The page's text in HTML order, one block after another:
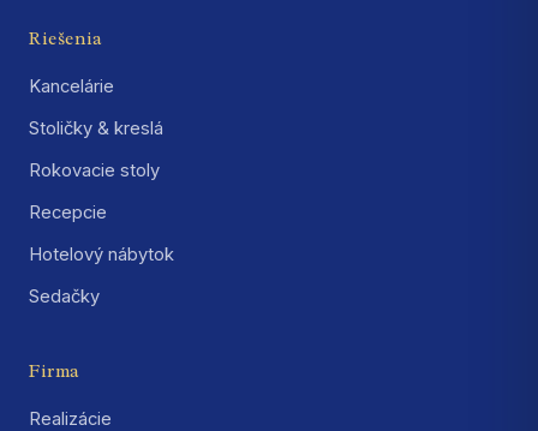
Riešenia
Kancelárie
Stoličky & kreslá
Rokovacie stoly
Recepcie
Hotelový nábytok
Sedačky
Firma
Realizácie